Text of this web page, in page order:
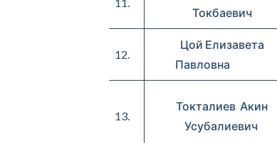
Токбаевич
12.
Цой Елизавета
Павловна
13.
Токталиев Акин
Усубалиевич